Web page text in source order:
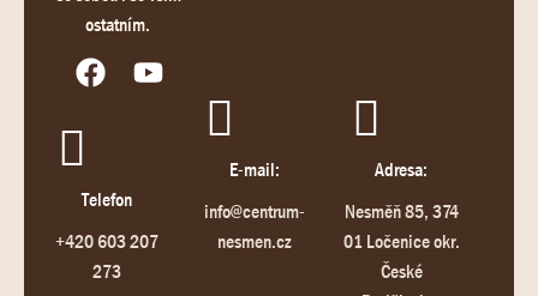
ostatním.
Telefon
+420 603 207
273
E-mail:
info@centrum-
nesmen.cz
Adresa:
Nesměň 85, 374
01 Ločenice okr.
České